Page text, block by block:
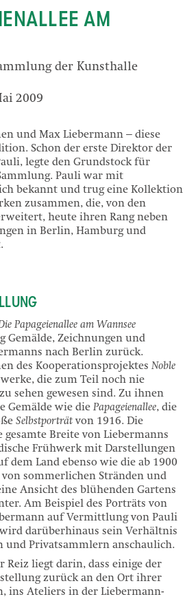
2009
AM
der Kunsthalle
und Max Liebermann – diese
Schon der erste Direktor der
legte den Grundstock für
Pauli war mit
bekannt und trug eine Kollektion
zusammen, die, von den
heute ihren Rang neben
in Berlin, Hamburg und
Papageienallee am Wannsee
Gemälde, Zeichnungen und
nach Berlin zurück.
des Kooperationsprojektes Noble
die zum Teil noch nie
sehen gewesen sind. Zu ihnen
Gemälde wie die Papageienallee, die
Selbstporträtvon 1916. Die
Breite von Liebermanns
Frühwerk mit Darstellungen
dem Land ebenso wie die ab 1900
sommerlichen Stränden und
Ansicht des blühenden Gartens
Am Beispiel des Porträts von
auf Vermittlung von Pauli
darüberhinaus sein Verhältnis
und Privatsammlern anschaulich.
Reiz liegt darin, dass einige der
zurück an den Ort ihrer
ins Ateliers in der Liebermann-